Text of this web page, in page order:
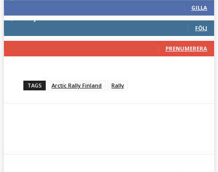
GILLA
FÖLJ
PRENUMERERA
TAGS Arctic Rally Finland Rally